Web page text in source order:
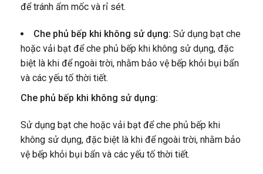
để tránh ẩm mốc và rỉ sét.
Che phủ bếp khi không sử dụng: Sử dụng bạt che
hoặc vải bạt để che phủ bếp khi không sử dụng, đặc
biệt là khi để ngoài trời, nhằm bảo vệ bếp khỏi bụi bẩn
và các yếu tố thời tiết.
Che phủ bếp khi không sử dụng:
Sử dụng bạt che hoặc vải bạt để che phủ bếp khi
không sử dụng, đặc biệt là khi để ngoài trời, nhằm bảo
vệ bếp khỏi bụi bẩn và các yếu tố thời tiết.